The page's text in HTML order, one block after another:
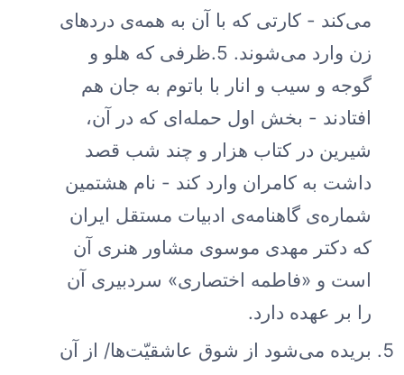
می‌کند - کارتی که با آن به همه‌ی دردهای
زن وارد می‌شوند. 5.ظرفی که هلو و
گوجه و سیب و انار با باتوم به جان هم
افتادند - بخش اول حمله‌ای که در آن،
شیرین در کتاب هزار و چند شب قصد
داشت به کامران وارد کند - نام هشتمین
شماره‌ی گاهنامه‌ی ادبیات مستقل ایران
که دکتر مهدی موسوی مشاور هنری آن
است و «فاطمه اختصاری» سردبیری آن
را بر عهده دارد.
بریده می‌شود از شوق عاشقیّت‌ها/ از آن